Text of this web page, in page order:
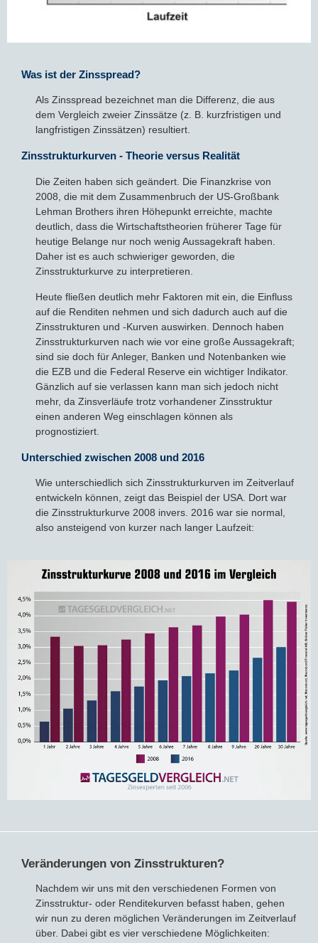
Was ist der Zinsspread?
Als Zinsspread bezeichnet man die Differenz, die aus
dem Vergleich zweier Zinssätze (z. B. kurzfristigen und
langfristigen Zinssätzen) resultiert.
Zinsstrukturkurven - Theorie versus Realität
Die Zeiten haben sich geändert. Die Finanzkrise von
2008, die mit dem Zusammenbruch der US-Großbank
Lehman Brothers ihren Höhepunkt erreichte, machte
deutlich, dass die Wirtschaftstheorien früherer Tage für
heutige Belange nur noch wenig Aussagekraft haben.
Daher ist es auch schwieriger geworden, die
Zinsstrukturkurve zu interpretieren.
Heute fließen deutlich mehr Faktoren mit ein, die Einfluss
auf die Renditen nehmen und sich dadurch auch auf die
Zinsstrukturen und -Kurven auswirken. Dennoch haben
Zinsstrukturkurven nach wie vor eine große Aussagekraft;
sind sie doch für Anleger, Banken und Notenbanken wie
die EZB und die Federal Reserve ein wichtiger Indikator.
Gänzlich auf sie verlassen kann man sich jedoch nicht
mehr, da Zinsverläufe trotz vorhandener Zinsstruktur
einen anderen Weg einschlagen können als
prognostiziert.
Unterschied zwischen 2008 und 2016
Wie unterschiedlich sich Zinsstrukturkurven im Zeitverlauf
entwickeln können, zeigt das Beispiel der USA. Dort war
die Zinsstrukturkurve 2008 invers. 2016 war sie normal,
also ansteigend von kurzer nach langer Laufzeit:
Veränderungen von Zinsstrukturen?
Nachdem wir uns mit den verschiedenen Formen von
Zinsstruktur- oder Renditekurven befasst haben, gehen
wir nun zu deren möglichen Veränderungen im Zeitverlauf
über. Dabei gibt es vier verschiedene Möglichkeiten: